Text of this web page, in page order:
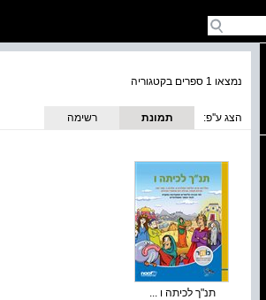
נמצאו 1 ספרים בקטגוריה
הצג ע''פ:
תמונת
רשימה
תנ"ך לכיתה ו ...